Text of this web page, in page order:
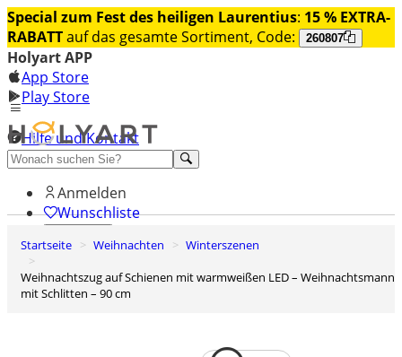
Special zum Fest des heiligen Laurentius: 15 % EXTRA-
RABATTauf das gesamte Sortiment, Code: 260807
Holyart APP
App Store
Play Store
Hilfe und Kontakt
Entdecken Sie Premium
Anmelden
Wunschliste
0
Startseite Weihnachten
Winterszenen
Weihnachtszug auf Schienen mit warmweißen LED – Weihnachtsmann
mit Schlitten – 90 cm